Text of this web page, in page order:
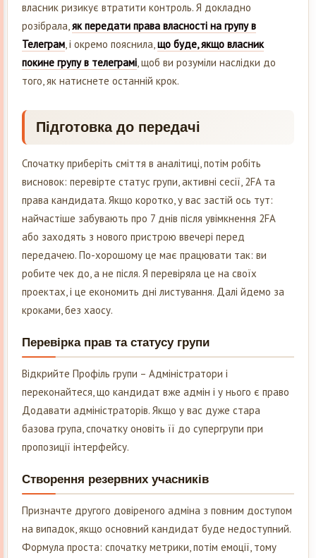
власник ризикує втратити контроль. Я докладно
розібрала,як передати права власності на групу в
Телеграм, і окремо пояснила,що буде, якщо власник
покине групу в телеграмі, щоб ви розуміли наслідки до
того, як натиснете останній крок.
Підготовка до передачі
Спочатку приберіть сміття в аналітиці, потім робіть
висновок: перевірте статус групи, активні сесії, 2FA та
права кандидата. Якщо коротко, у вас застій ось тут:
найчастіше забувають про 7 днів після увімкнення 2FA
або заходять з нового пристрою ввечері перед
передачею. По-хорошому це має працювати так: ви
робите чек до, а не після. Я перевіряла це на своїх
проектах, і це економить дні листування. Далі йдемо за
кроками, без хаосу.
Перевірка прав та статусу групи
Відкрийте Профіль групи – Адміністратори і
переконайтеся, що кандидат вже адмін і у нього є право
Додавати адміністраторів. Якщо у вас дуже стара
базова група, спочатку оновіть її до супергрупи при
пропозиції інтерфейсу.
Створення резервних учасників
Призначте другого довіреного адміна з повним доступом
на випадок, якщо основний кандидат буде недоступний.
Формула проста: спочатку метрики, потім емоції, тому